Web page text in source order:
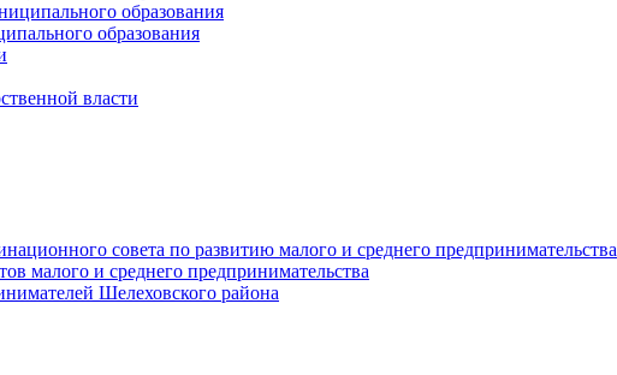
образования
образования
власти
совета по развитию малого и среднего предпринимательства
малого и среднего предпринимательства
Шелеховского района